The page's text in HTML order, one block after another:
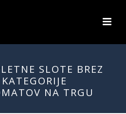
SLOTE BREZ
NA TRGU